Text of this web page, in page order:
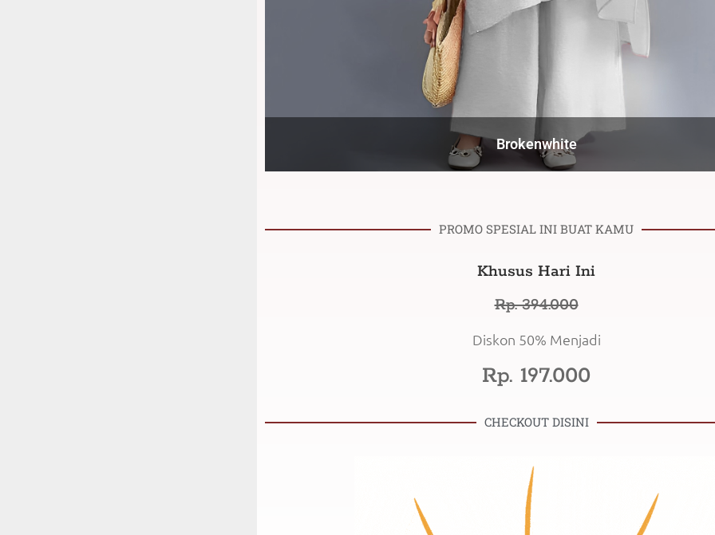
Brokenwhite
PROMO SPESIAL INI BUAT KAMU
Khusus Hari Ini
Rp. 394.000
Diskon 50% Menjadi
Rp. 197.000
CHECKOUT DISINI